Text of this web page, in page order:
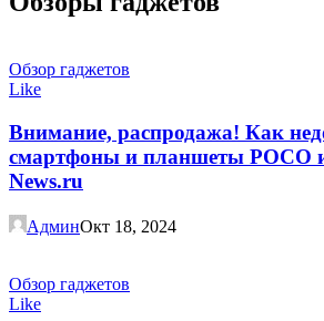
Обзор гаджетов
Like
Внимание, распродажа! Как
смартфоны и планшеты POCO
News.ru
АдминОкт 18, 2024
Обзор гаджетов
Like